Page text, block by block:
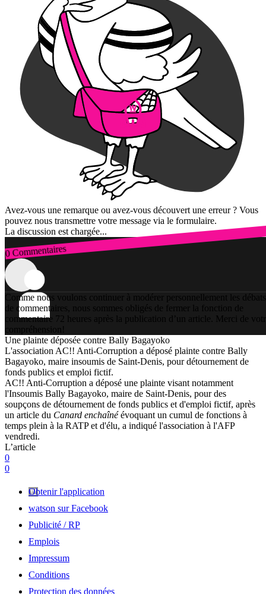
Avez-vous une remarque ou avez-vous découvert une erreur ? Vous
pouvez nous transmettre votre message via le formulaire.
La discussion est chargée...
0 Commentaires
Connexion
Comme nous voulons continuer à modérer personnellement les débats
de commentaires, nous sommes obligés de fermer la fonction de
commentaire 72 heures après la publication d’un article. Merci de
compréhension!
Une plainte déposée contre Bally Bagayoko
L'association AC!! Anti-Corruption a déposé plainte contre Bally
Bagayoko, maire insoumis de Saint-Denis, pour détournement de
fonds publics et emploi fictif.
AC!! Anti-Corruption a déposé une plainte visant notamment
l'Insoumis Bally Bagayoko, maire de Saint-Denis, pour des
soupçons de détournement de fonds publics et d'emploi fictif, après
un article du Canard enchaînéévoquant un cumul de fonctions à
temps plein à la RATP et d'élu, a indiqué l'association à l'AFP
vendredi.
L’article
0
0
Obtenir l'application
watson sur Facebook
Publicité / RP
Emplois
Impressum
Conditions
Protection des données